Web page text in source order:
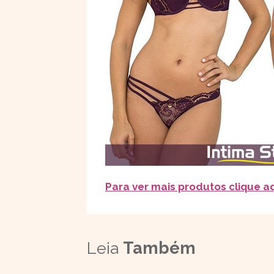
Para ver mais produtos clique
Leia Também